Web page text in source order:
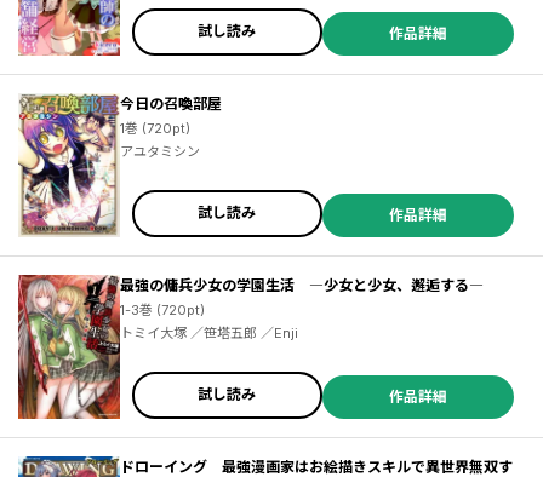
試し読み 作品詳細
今日の召喚部屋
1巻 (720pt)
アユタミシン
試し読み 作品詳細
最強の傭兵少女の学園生活 ―少女と少女、邂逅する―
1-3巻 (720pt)
トミイ大塚 ／笹塔五郎 ／Enji
試し読み 作品詳細
ドローイング 最強漫画家はお絵描きスキルで異世界無双す